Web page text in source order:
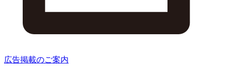
広告掲載のご案内